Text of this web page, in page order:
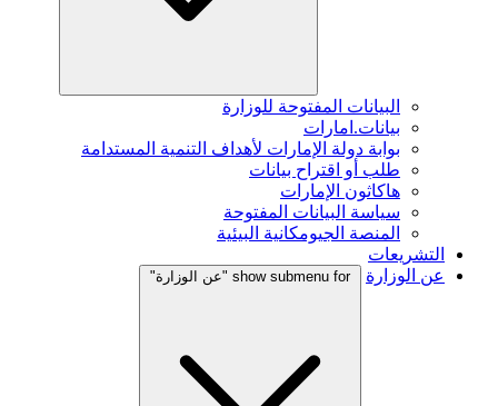
البيانات المفتوحة للوزارة
بيانات.امارات
بوابة دولة الإمارات لأهداف التنمية المستدامة
طلب أو اقتراح بيانات
هاكاثون الإمارات
سياسة البيانات المفتوحة
المنصة الجيومكانية البيئية
التشريعات
عن الوزارة
show submenu for "عن الوزارة"